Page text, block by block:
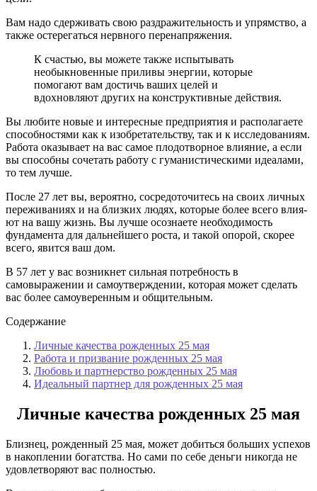
Вам надо сдерживать свою раздражитель­ность и упрямство, а
также остерегаться нервного перенапряжения.
К счастью, вы мо­жете также испытывать
необыкновенные приливы энергии, которые
помогают вам до­стичь ваших целей и
вдохновляют других на конструктивные действия.
Вы любите новые и интересные предпри­ятия и располагаете
способностями как к изобретательству, так и к исследованиям.
Работа оказывает на вас самое плодотворное влияние, а если
вы способны сочетать работу с гуманистическими идеалами,
то тем лучше.
После 27 лет вы, вероятно, сосредото­читесь на своих личных
переживаниях и на близких людях, которые более всего влия­
ют на вашу жизнь. Вы лучше осознаете необходимость
фундамента для дальнейше­го роста, и такой опорой, скорее
всего, явится ваш дом.
В 57 лет у вас возникнет сильная потребность в
самовыражении и самоутверждении, которая может сде­лать
вас более самоуверенным и общи­тельным.
Содержание
Личные качества рожденных 25 мая
Работа и призвание рожденных 25 мая
Любовь и партнерство рожденных 25 мая
Идеальный партнер для рожденных 25 мая
Личные качества рожденных 25 мая
Близнец, рожденный 25 мая, может добиться больших успехов
в накоплении богатства. Но сами по себе деньги никогда не
удовлетворяют вас пол­ностью.